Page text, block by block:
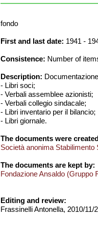
fondo
First and last date: 1941 -
Consistence: Number of
Description:
- Libri soci;
- Verbali assemblee azionisti;
- Verbali collegio sindacale;
- Libri inventario per il bilancio;
- Libri giornale.
The documents were
Società anonima
The documents are kept by:
Fondazione Ansaldo (Gruppo
Editing and review:
Frassinelli Antonella, 2010/11/